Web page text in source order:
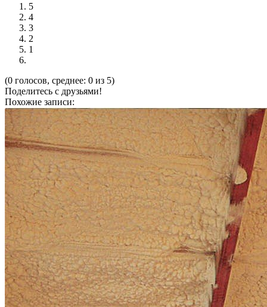
5
4
3
2
1
(0 голосов, среднее: 0 из 5)
Поделитесь с друзьями!
Похожие записи: